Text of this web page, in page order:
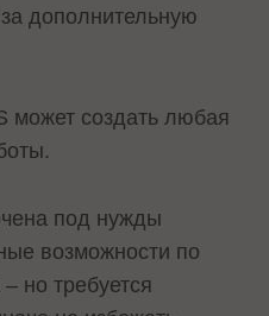
дополнительную
может создать любая
под нужды
возможности по
но требуется